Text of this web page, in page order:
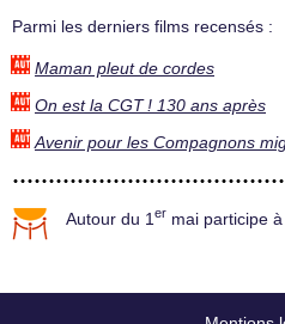
Parmi les derniers films recensés :
Maman pleut de cordes
On est la CGT ! 130 ans après
Avenir pour les Compagnons
Autour du 1 er mai participe à